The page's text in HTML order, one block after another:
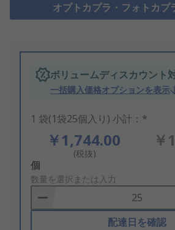
オプトカプラ・フォトカプ
ボリュームディスカウント
一括購入価格オプションを表示
1 袋(1袋25個入り) 小計：*
￥1,744.00
(税抜)
￥
Add
to
Basket
個
数量を選択または入力
配達日を確認